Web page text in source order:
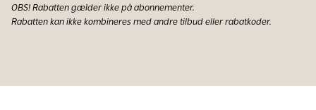
OBS! Rabatten gælder ikke på abonnementer.
Rabatten kan ikke kombineres med andre tilbud eller rabatkoder.